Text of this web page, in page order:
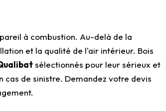
à combustion. Au-delà de la
et la qualité de l'air intérieur. Bois
sélectionnés pour leur sérieux et
cas de sinistre. Demandez votre devis